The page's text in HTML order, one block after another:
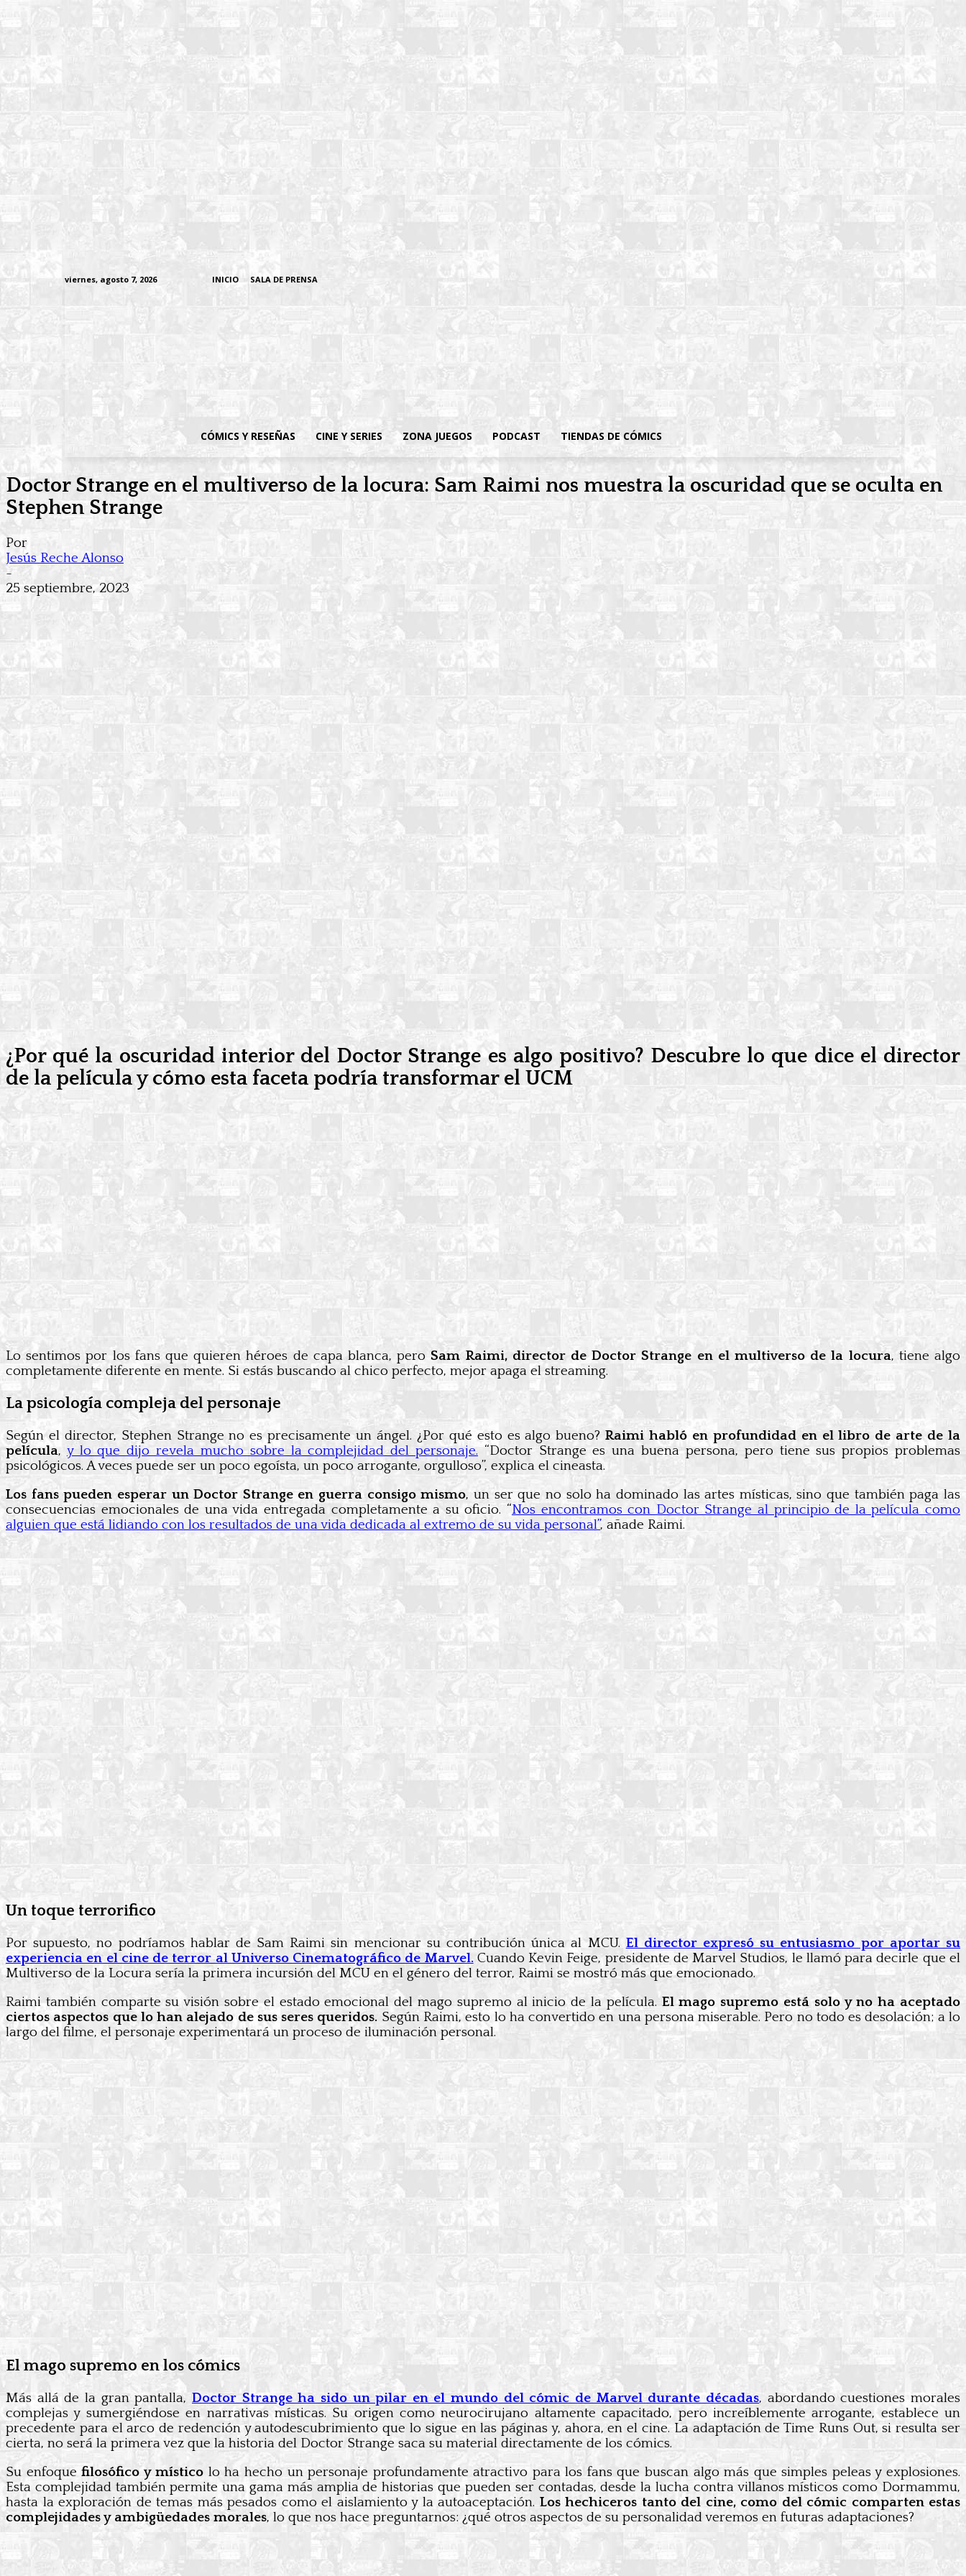
viernes, agosto 7, 2026 INICIO SALA DE PRENSA
CÓMICS Y RESEÑAS CINE Y SERIES ZONA JUEGOS PODCAST TIENDAS DE CÓMICS
Doctor Strange en el multiverso de la locura: Sam Raimi nos muestra la oscuridad que se oculta en
Stephen Strange
Por
Jesús Reche Alonso
-
25 septiembre, 2023
¿Por qué la oscuridad interior del Doctor Strange es algo positivo? Descubre lo que dice el director
de la película y cómo esta faceta podría transformar el UCM
Lo sentimos por los fans que quieren héroes de capa blanca, peroSam Raimi, director de Doctor Strange en el multiverso de la locura, tiene algo
completamente diferente en mente. Si estás buscando al chico perfecto, mejor apaga el streaming.
La psicología compleja del personaje
Según el director, Stephen Strange no es precisamente un ángel. ¿Por qué esto es algo bueno?Raimi habló en profundidad en el libro de arte de la
película, y lo que dijo revela mucho sobre la complejidad del personaje. “Doctor Strange es una buena persona, pero tiene sus propios problemas
psicológicos. A veces puede ser un poco egoísta, un poco arrogante, orgulloso”, explica el cineasta.
Los fans pueden esperar un Doctor Strange en guerra consigo mismo, un ser que no solo ha dominado las artes místicas, sino que también paga las
consecuencias emocionales de una vida entregada completamente a su oficio. “Nos encontramos con Doctor Strange al principio de la película como
alguien que está lidiando con los resultados de una vida dedicada al extremo de su vida personal”, añade Raimi.
Un toque terrorifico
Por supuesto, no podríamos hablar de Sam Raimi sin mencionar su contribución única al MCU. El director expresó su entusiasmo por aportar su
experiencia en el cine de terror al Universo Cinematográfico de Marvel.Cuando Kevin Feige, presidente de Marvel Studios, le llamó para decirle que el
Multiverso de la Locura sería la primera incursión del MCU en el género del terror, Raimi se mostró más que emocionado.
Raimi también comparte su visión sobre el estado emocional del mago supremo al inicio de la película. El mago supremo está solo y no ha aceptado
ciertos aspectos que lo han alejado de sus seres queridos. Según Raimi, esto lo ha convertido en una persona miserable. Pero no todo es desolación; a lo
largo del filme, el personaje experimentará un proceso de iluminación personal.
El mago supremo en los cómics
Más allá de la gran pantalla, Doctor Strange ha sido un pilar en el mundo del cómic de Marvel durante décadas, abordando cuestiones morales
complejas y sumergiéndose en narrativas místicas. Su origen como neurocirujano altamente capacitado, pero increíblemente arrogante, establece un
precedente para el arco de redención y autodescubrimiento que lo sigue en las páginas y, ahora, en el cine. La adaptación de Time Runs Out, si resulta ser
cierta, no será la primera vez que la historia del Doctor Strange saca su material directamente de los cómics.
Su enfoquefilosófico y místico lo ha hecho un personaje profundamente atractivo para los fans que buscan algo más que simples peleas y explosiones.
Esta complejidad también permite una gama más amplia de historias que pueden ser contadas, desde la lucha contra villanos místicos como Dormammu,
hasta la exploración de temas más pesados como el aislamiento y la autoaceptación. Los hechiceros tanto del cine, como del cómic comparten estas
complejidades y ambigüedades morales, lo que nos hace preguntarnos: ¿qué otros aspectos de su personalidad veremos en futuras adaptaciones?